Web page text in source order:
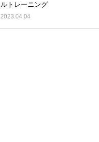
ルトレーニング
2023.04.04